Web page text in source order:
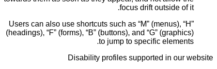
focus drift outside of it.
Users can also use shortcuts such as “M” (menus), “H”
(headings), “F” (forms), “B” (buttons), and “G” (graphics)
to jump to specific elements.
Disability profiles supported in our website